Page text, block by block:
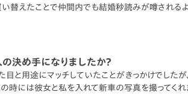
替えたことで仲間内でも結婚秒読みが噂される
売店にはいつも二人で仲睦まじく通っていたので
たところ、彼女から連絡が。
思い入れがあるから、納車には付き合わせてほしい
決め手になりましたか？
目と用途にマッチしていたことがきっかけでした
の時には彼女と私を入れて新車の写真を撮ってく